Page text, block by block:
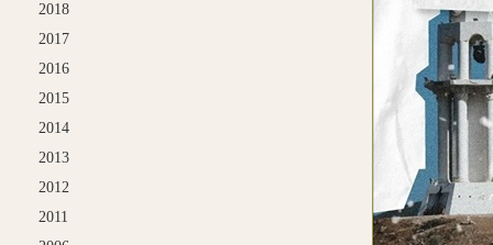
2018
2017
2016
2015
2014
2013
2012
2011